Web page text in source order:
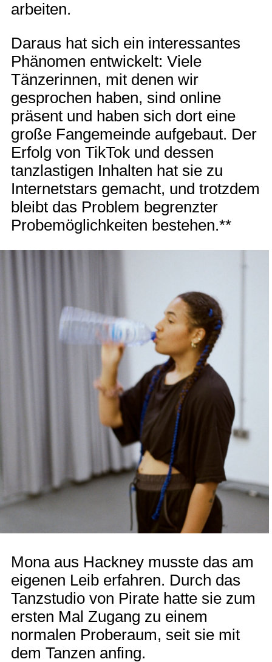
arbeiten.
Daraus hat sich ein interessantes
Phänomen entwickelt: Viele
Tänzerinnen, mit denen wir
gesprochen haben, sind online
präsent und haben sich dort eine
große Fangemeinde aufgebaut. Der
Erfolg von TikTok und dessen
tanzlastigen Inhalten hat sie zu
Internetstars gemacht, und trotzdem
bleibt das Problem begrenzter
Probemöglichkeiten bestehen.**
Mona aus Hackney musste das am
eigenen Leib erfahren. Durch das
Tanzstudio von Pirate hatte sie zum
ersten Mal Zugang zu einem
normalen Proberaum, seit sie mit
dem Tanzen anfing.